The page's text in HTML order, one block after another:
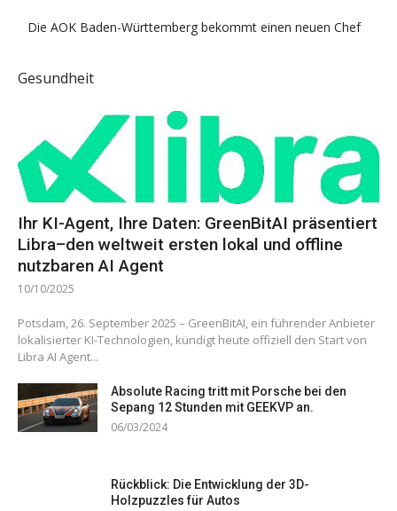
Die AOK Baden-Württemberg bekommt einen neuen Chef
Gesundheit
Ihr KI-Agent, Ihre Daten: GreenBitAI präsentiert
Libra–den weltweit ersten lokal und offline
nutzbaren AI Agent
10/10/2025
Potsdam, 26. September 2025 – GreenBitAI, ein führender Anbieter
lokalisierter KI-Technologien, kündigt heute offiziell den Start von
Libra AI Agent...
Absolute Racing tritt mit Porsche bei den
Sepang 12 Stunden mit GEEKVP an.
06/03/2024
Rückblick: Die Entwicklung der 3D-
Holzpuzzles für Autos